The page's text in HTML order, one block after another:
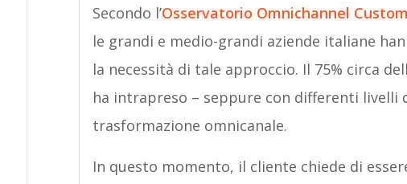
Secondo l’Osservatorio Omnichannel
le grandi e medio-grandi aziende italiane
la necessità di tale approccio. Il 75% circa
ha intrapreso – seppure con differenti livelli
trasformazione omnicanale.
In questo momento, il cliente chiede di